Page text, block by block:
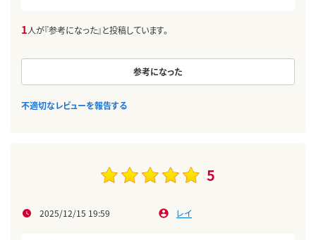
1人が『参考になった』と投稿しています。
参考になった
不適切なレビューを報告する
5
2025/12/15 19:59 レイ